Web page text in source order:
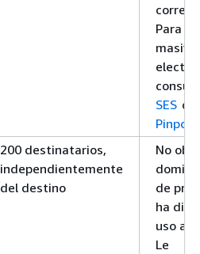
correo
Para
SES o
200 destinatarios,
independientemente
del destino
No
de
ha
uso a
Le